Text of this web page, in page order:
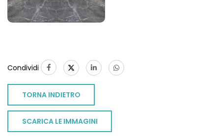
Condividi
TORNA INDIETRO
SCARICA LE IMMAGINI